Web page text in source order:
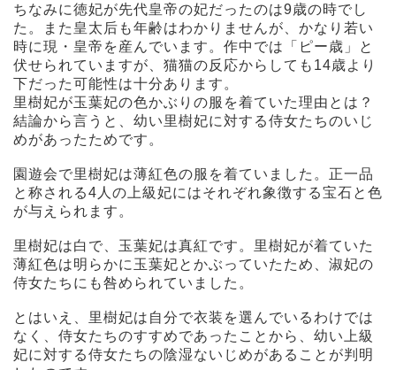
ちなみに徳妃が先代皇帝の妃だったのは9歳の時でし
た。また皇太后も年齢はわかりませんが、かなり若い
時に現・皇帝を産んでいます。作中では「ピー歳」と
伏せられていますが、猫猫の反応からしても14歳より
下だった可能性は十分あります。
里樹妃が玉葉妃の色かぶりの服を着ていた理由とは？
結論から言うと、幼い里樹妃に対する侍女たちのいじ
めがあったためです。
園遊会で里樹妃は薄紅色の服を着ていました。正一品
と称される4人の上級妃にはそれぞれ象徴する宝石と色
が与えられます。
里樹妃は白で、玉葉妃は真紅です。里樹妃が着ていた
薄紅色は明らかに玉葉妃とかぶっていたため、淑妃の
侍女たちにも咎められていました。
とはいえ、里樹妃は自分で衣装を選んでいるわけでは
なく、侍女たちのすすめであったことから、幼い上級
妃に対する侍女たちの陰湿ないじめがあることが判明